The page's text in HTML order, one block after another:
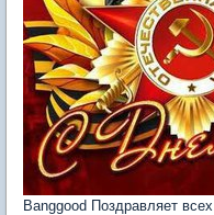
Banggood Поздравляет